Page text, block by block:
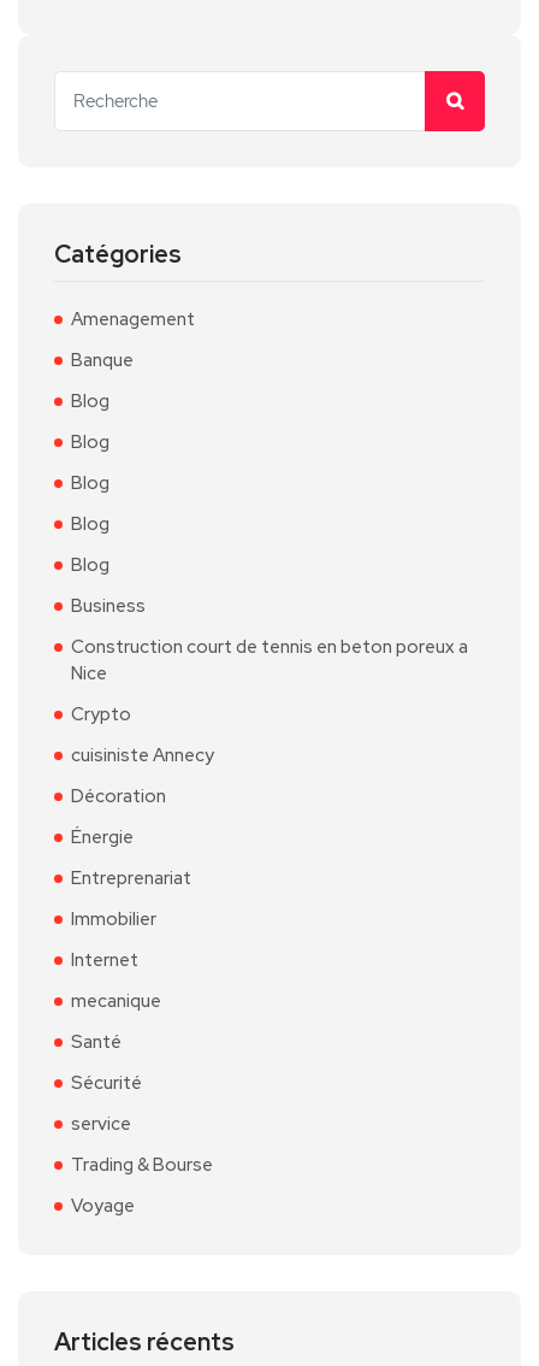
Catégories
Amenagement
Banque
Blog
Blog
Blog
Blog
Blog
Business
Construction court de tennis en beton poreux a
Nice
Crypto
cuisiniste Annecy
Décoration
Énergie
Entreprenariat
Immobilier
Internet
mecanique
Santé
Sécurité
service
Trading & Bourse
Voyage
Articles récents